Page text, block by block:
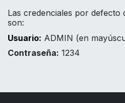
Las credenciales por defecto
son:
Usuario: ADMIN (en
Contraseña: 1234